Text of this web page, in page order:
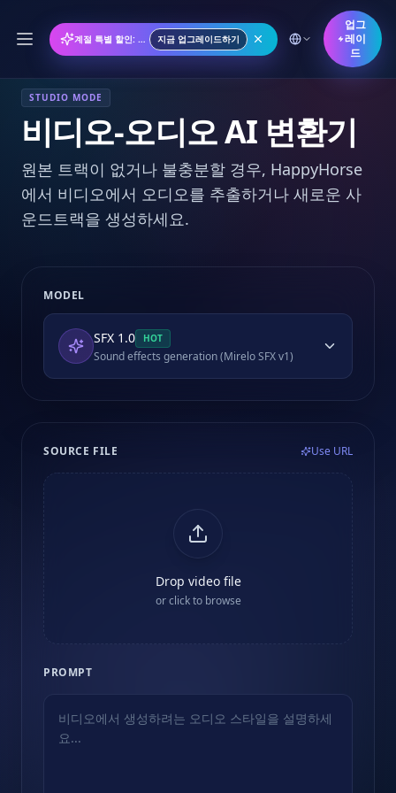
계절 특별 할인: 연간 플랜 50% 할인 지금 업그레이드하기
업그
레이
드
STUDIO MODE
비디오-오디오 AI 변환기
원본 트랙이 없거나 불충분할 경우, HappyHorse
에서 비디오에서 오디오를 추출하거나 새로운 사
운드트랙을 생성하세요.
MODEL
SFX 1.0 HOT
Sound effects generation (Mirelo SFX v1)
SOURCE FILE Use URL
Drop video file
or click to browse
PROMPT